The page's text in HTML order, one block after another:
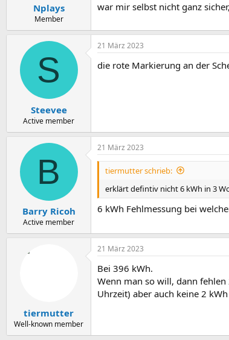
Nplays
Member
war mir selbst nicht ganz
S
Steevee
Active member
21 März 2023
die rote Markierung an der
B
Barry Ricoh
Active member
21 März 2023
tiermutter schrieb:
erklärt defintiv nicht 6 kWh in 3
6 kWh Fehlmessung bei
tiermutter
Well-known member
21 März 2023
Bei 396 kWh.
Wenn man so will, dann
Uhrzeit) aber auch keine 2